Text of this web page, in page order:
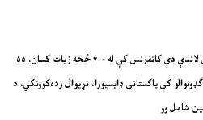
د “صلاحیت څخه تر کارکردګۍ” تر عنوان لاندې دې کانفرنس کې له ۷۰۰ څخه زیات کسان، ۵۵
په ګډونوالو کې پاکستانی ډایسپورا، نړیوال زده‌کوونکي، د
شامل وو